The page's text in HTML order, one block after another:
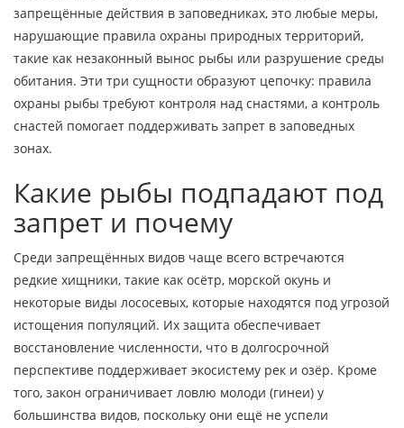
запрещённые действия в заповедниках, это любые меры,
нарушающие правила охраны природных территорий,
такие как незаконный вынос рыбы или разрушение среды
обитания. Эти три сущности образуют цепочку: правила
охраны рыбы требуют контроля над снастями, а контроль
снастей помогает поддерживать запрет в заповедных
зонах.
Какие рыбы подпадают под
запрет и почему
Среди запрещённых видов чаще всего встречаются
редкие хищники, такие как осётр, морской окунь и
некоторые виды лососевых, которые находятся под угрозой
истощения популяций. Их защита обеспечивает
восстановление численности, что в долгосрочной
перспективе поддерживает экосистему рек и озёр. Кроме
того, закон ограничивает ловлю молоди (гинеи) у
большинства видов, поскольку они ещё не успели